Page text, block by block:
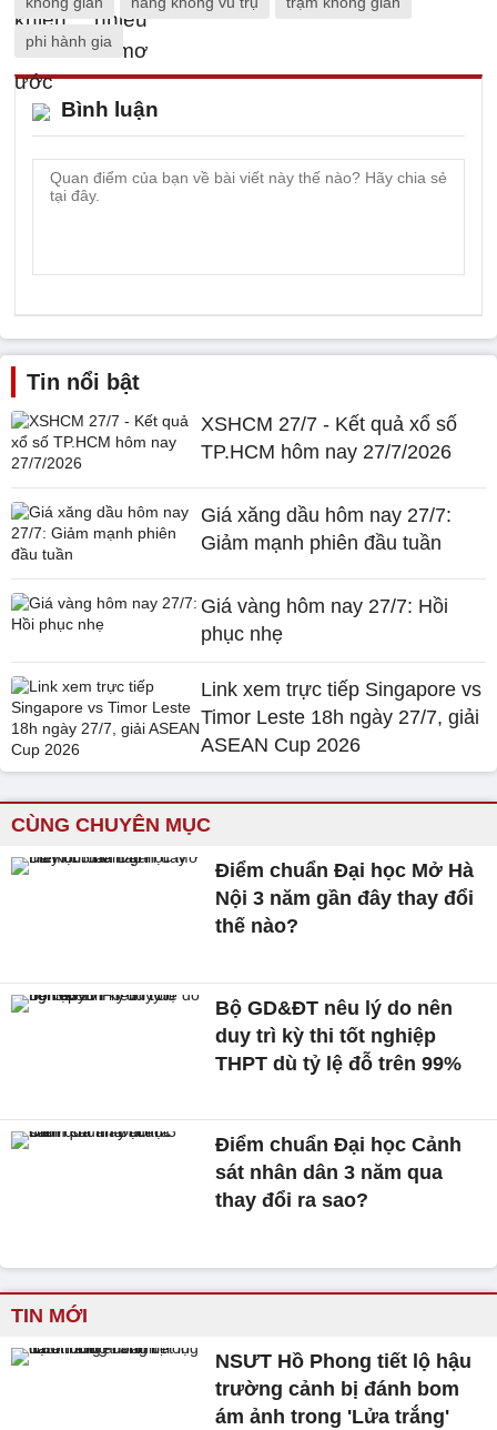
phi hành gia
Bình luận
Tin nổi bật
XSHCM 27/7 - Kết quả xổ số
TP.HCM hôm nay 27/7/2026
Giá xăng dầu hôm nay 27/7:
Giảm mạnh phiên đầu tuần
Giá vàng hôm nay 27/7: Hồi
phục nhẹ
Link xem trực tiếp Singapore vs
Timor Leste 18h ngày 27/7, giải
ASEAN Cup 2026
CÙNG CHUYÊN MỤC
Điểm chuẩn Đại học Mở Hà
Nội 3 năm gần đây thay đổi
thế nào?
Bộ GD&ĐT nêu lý do nên
duy trì kỳ thi tốt nghiệp
THPT dù tỷ lệ đỗ trên 99%
Điểm chuẩn Đại học Cảnh
sát nhân dân 3 năm qua
thay đổi ra sao?
TIN MỚI
NSƯT Hồ Phong tiết lộ hậu
trường cảnh bị đánh bom
ám ảnh trong 'Lửa trắng'